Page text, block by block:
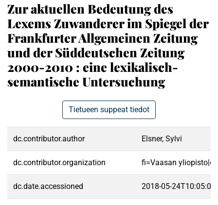
Zur aktuellen Bedeutung des
Lexems Zuwanderer im Spiegel der
Frankfurter Allgemeinen Zeitung
und der Süddeutschen Zeitung
2000-2010 : eine lexikalisch-
semantische Untersuchung
Tietueen suppeat tiedot
dc.contributor.author Elsner, Sylvi
dc.contributor.organization fi=Vaasan
dc.date.accessioned 2018-05-